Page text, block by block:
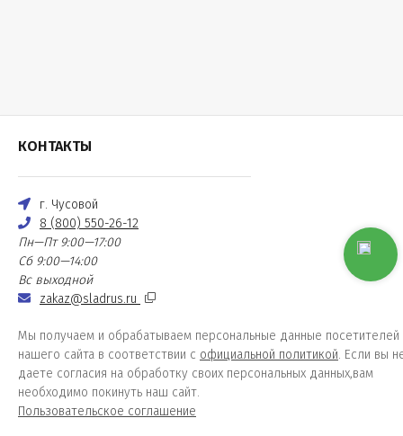
КОНТАКТЫ
г. Чусовой
8 (800) 550-26-12
Пн—Пт 9:00—17:00
Сб 9:00—14:00
Вс выходной
zakaz@sladrus.ru
Мы получаем и обрабатываем персональные данные посетителей
нашего сайта в соответствии с официальной политикой. Если вы
даете согласия на обработку своих персональных данных,вам
необходимо покинуть наш сайт.
Пользовательское соглашение